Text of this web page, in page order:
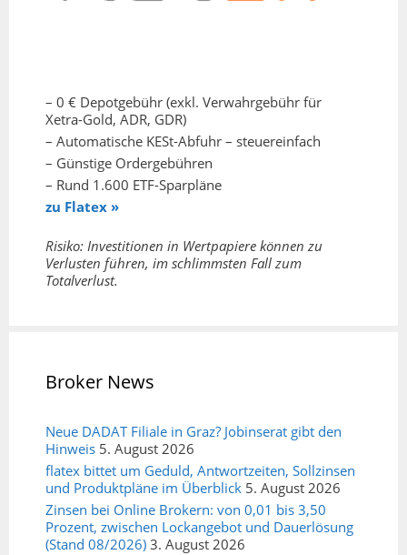
– 0 € Depotgebühr (exkl. Verwahrgebühr für
Xetra-Gold, ADR, GDR)
– Automatische KESt-Abfuhr – steuereinfach
– Günstige Ordergebühren
– Rund 1.600 ETF-Sparpläne
zu Flatex »
Risiko: Investitionen in Wertpapiere können zu
Verlusten führen, im schlimmsten Fall zum
Totalverlust.
Broker News
Neue DADAT Filiale in Graz? Jobinserat gibt den
Hinweis 5. August 2026
flatex bittet um Geduld, Antwortzeiten, Sollzinsen
und Produktpläne im Überblick 5. August 2026
Zinsen bei Online Brokern: von 0,01 bis 3,50
Prozent, zwischen Lockangebot und Dauerlösung
(Stand 08/2026) 3. August 2026